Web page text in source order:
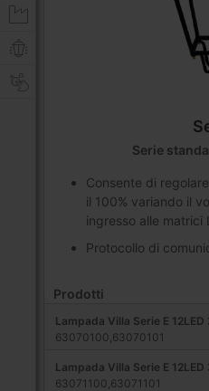
Serie
Consente di
il 100% variando il
ingresso alle matrici
Protocollo di
Prodotti
Lampada Villa Serie E 12LED
63070100,63070101
Lampada Villa Serie E 12LED
63071100,63071101